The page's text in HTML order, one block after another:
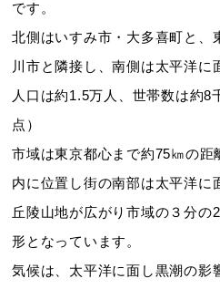
です。
北側はいすみ市・大多喜町と、
川市と隣接し、南側は太平洋に
人口は約1.5万人、世帯数は約8
点）
市域は東京都心まで約75㎞の距
内に位置し街の南部は太平洋に
丘陵山地が広がり市域の３分の
形となっています。
気候は、太平洋に面し黒潮の影